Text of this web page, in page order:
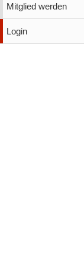
Mitglied werden
Login